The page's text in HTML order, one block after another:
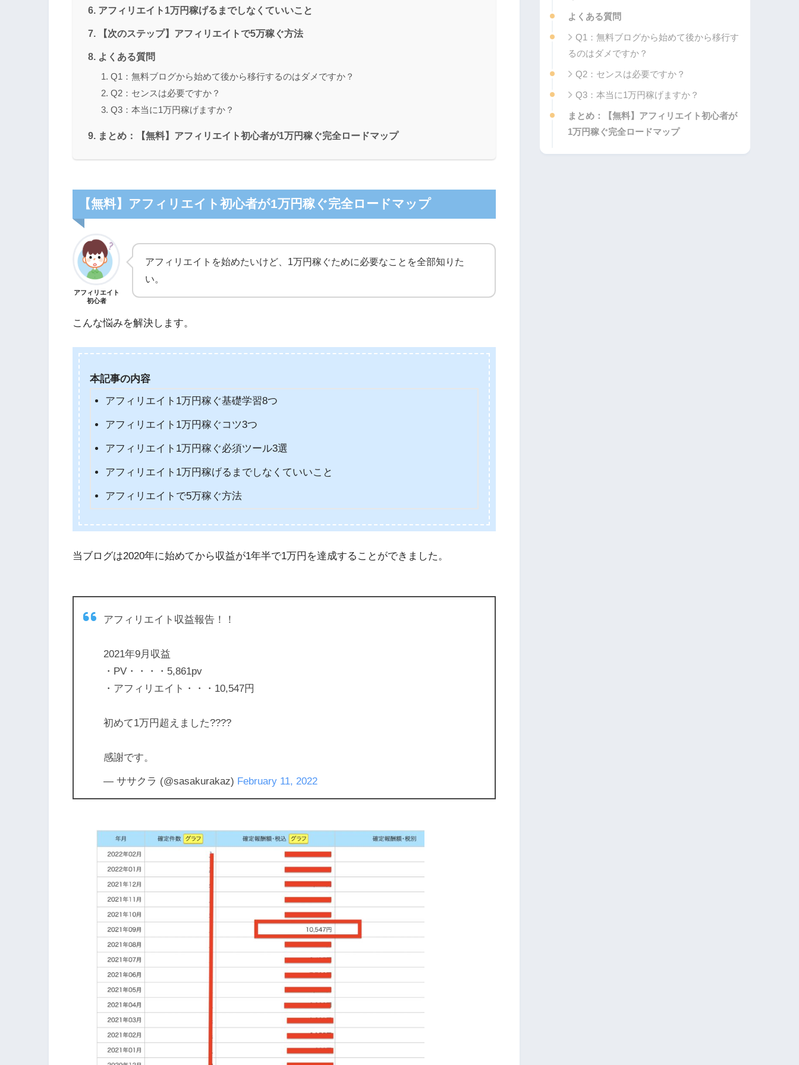
アフィリエイト1万円稼げるまでしなくていいこと
【次のステップ】アフィリエイトで5万稼ぐ方法
よくある質問
Q1：無料ブログから始めて後から移行するのはダメですか？
Q2：センスは必要ですか？
Q3：本当に1万円稼げますか？
まとめ：【無料】アフィリエイト初心者が1万円稼ぐ完全ロードマップ
【無料】アフィリエイト初心者が1万円稼ぐ完全ロードマップ
アフィリエイト
初心者
アフィリエイトを始めたいけど、1万円稼ぐために必要なことを全部知りた
い。
こんな悩みを解決します。
本記事の内容
アフィリエイト1万円稼ぐ基礎学習8つ
アフィリエイト1万円稼ぐコツ3つ
アフィリエイト1万円稼ぐ必須ツール3選
アフィリエイト1万円稼げるまでしなくていいこと
アフィリエイトで5万稼ぐ方法
当ブログは2020年に始めてから収益が1年半で1万円を達成することができました。
アフィリエイト収益報告！！
2021年9月収益
・PV・・・・5,861pv
・アフィリエイト・・・10,547円
初めて1万円超えました????
感謝です。
— ササクラ (@sasakurakaz) February 11, 2022
よくある質問
Q1：無料ブログから始めて後から移行す
るのはダメですか？
Q2：センスは必要ですか？
Q3：本当に1万円稼げますか？
まとめ：【無料】アフィリエイト初心者が
1万円稼ぐ完全ロードマップ